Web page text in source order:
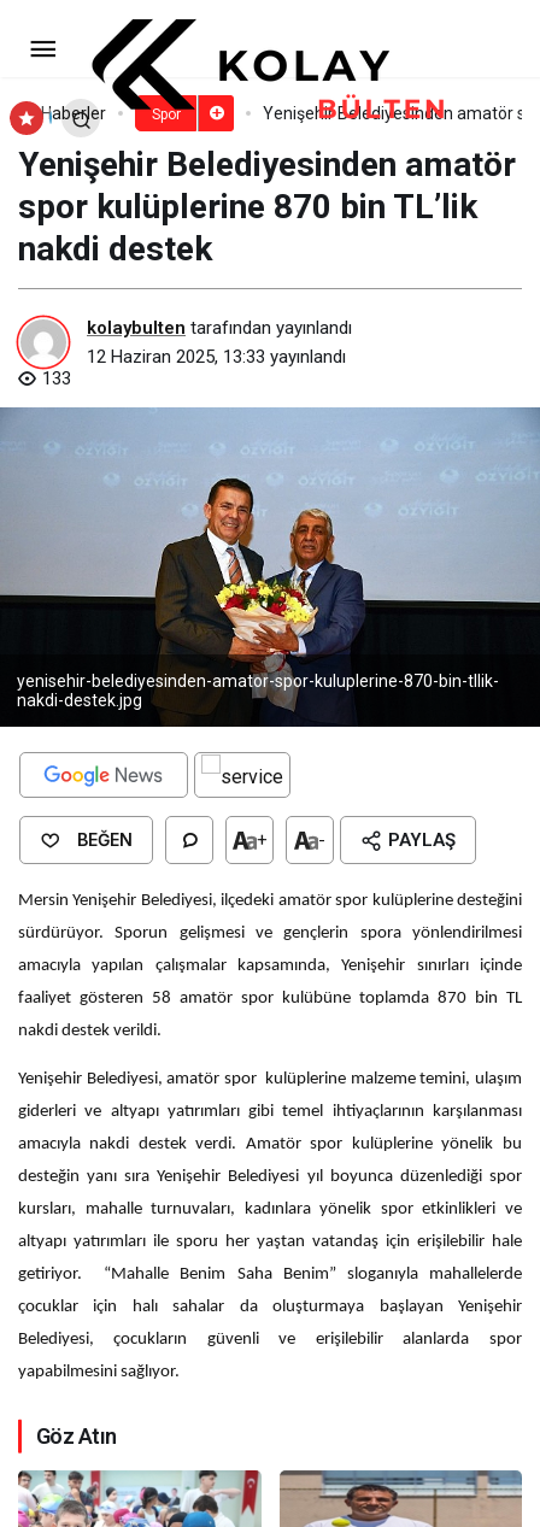
Haberler Spor Yenişehir Belediyesinden amatör
Yenişehir Belediyesinden amatör
spor kulüplerine 870 bin TL’lik
nakdi destek
kolaybulten tarafından yayınlandı
12 Haziran 2025, 13:33 yayınlandı
133
yenisehir-belediyesinden-amator-spor-kuluplerine-870-bin-tllik-
nakdi-destek.jpg
BEĞEN + - PAYLAŞ
Mersin Yenişehir Belediyesi, ilçedeki amatör spor kulüplerine desteğini
sürdürüyor. Sporun gelişmesi ve gençlerin spora yönlendirilmesi
amacıyla yapılan çalışmalar kapsamında, Yenişehir sınırları içinde
faaliyet gösteren 58 amatör spor kulübüne toplamda 870 bin TL
nakdi destek verildi.
Yenişehir Belediyesi, amatör spor kulüplerine malzeme temini, ulaşım
giderleri ve altyapı yatırımları gibi temel ihtiyaçlarının karşılanması
amacıyla nakdi destek verdi. Amatör spor kulüplerine yönelik bu
desteğin yanı sıra Yenişehir Belediyesi yıl boyunca düzenlediği spor
kursları, mahalle turnuvaları, kadınlara yönelik spor etkinlikleri ve
altyapı yatırımları ile sporu her yaştan vatandaş için erişilebilir hale
getiriyor. “Mahalle Benim Saha Benim” sloganıyla mahallelerde
çocuklar için halı sahalar da oluşturmaya başlayan Yenişehir
Belediyesi, çocukların güvenli ve erişilebilir alanlarda spor
yapabilmesini sağlıyor.
Göz Atın
Güneşin izinde, hayallerinin
peşindeYorum Yap Paylaş